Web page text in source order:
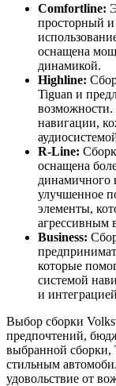
Comfortline:
просторный
оснащена
динамикой.
Highline:
Tiguan и
навигации,
R-Line:
оснащена
динамичного
улучшенное
элементы,
агрессивным
Business:
которые
системой
и
Выбор сборки
предпочтений,
выбранной сборки,
стильным
удовольствие от